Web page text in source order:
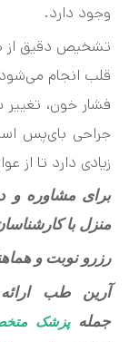
وجود دارد.
تشخیص دقیق از
قلب انجام
فشار خون، تغییر
جراحی بای‌پس
زیادی دارد تا
برای مشاوره و
منزل با
رزرو نوبت و
آرین طب
جملهپزشک